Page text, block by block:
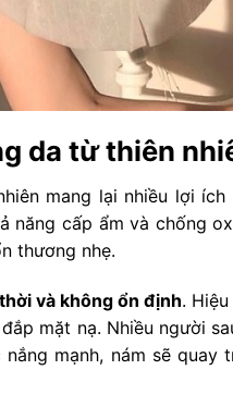
da từ thiên
mang lại nhiều lợi ích
năng cấp ẩm và chống
thương nhẹ.
và không ổn định.
mặt nạ. Nhiều người
mạnh, nám sẽ quay